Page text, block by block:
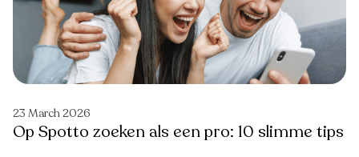
23 March 2026
Op Spotto zoeken als een pro: 10 slimme tips